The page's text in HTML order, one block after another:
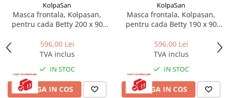
Incalzire in pardoseala
Pachet complet
Distribuitoare
Grup amestec
Automatizari
Pompe recirculare
KolpaSan
Masca frontala, Kolpasan,
pentru cada Betty 200 x 90
596,00 Lei
TVA inclus
IN STOC
ADAUGA IN COS
KolpaSan
Masca frontala, Kolpasan,
pentru cada Betty 190 x 90
596,00 Lei
TVA inclus
IN STOC
ADAUGA IN COS